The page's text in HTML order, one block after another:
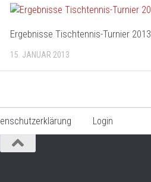
Ergebnisse Tischtennis-Turnier 2013
15. JANUAR 2013
Login